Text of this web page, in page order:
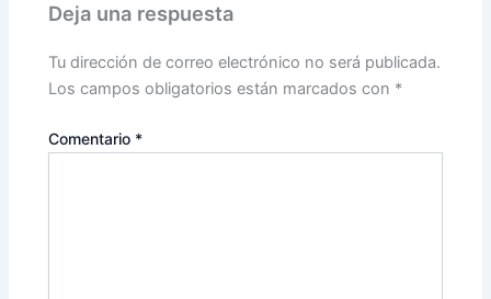
Deja una respuesta
Tu dirección de correo electrónico no será publicada.
Los campos obligatorios están marcados con *
Comentario *